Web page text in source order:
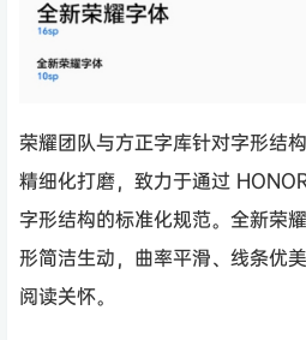
荣耀团队与方正字库针对字形结
精细化打磨，致力于通过
字形结构的标准化规范。全新荣
形简洁生动，曲率平滑、线条优
阅读关怀。